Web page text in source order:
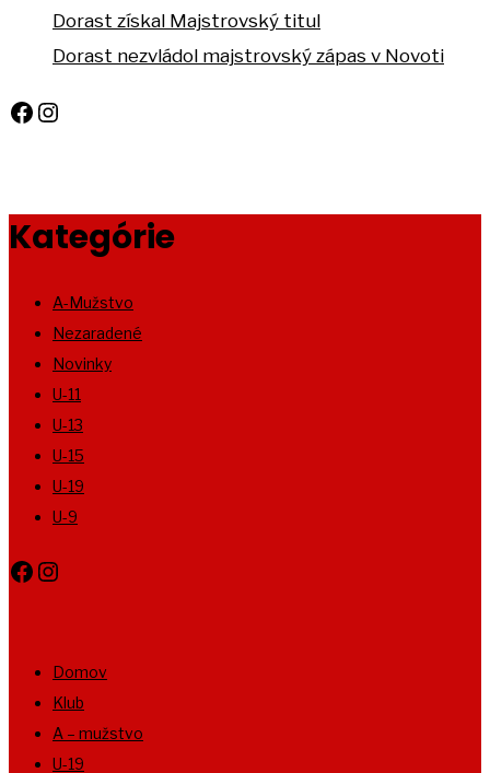
Dorast získal Majstrovský titul
Dorast nezvládol majstrovský zápas v Novoti
Facebook
Instagram
Kategórie
A-Mužstvo
Nezaradené
Novinky
U-11
U-13
U-15
U-19
U-9
Facebook
Instagram
Domov
Klub
A – mužstvo
U-19